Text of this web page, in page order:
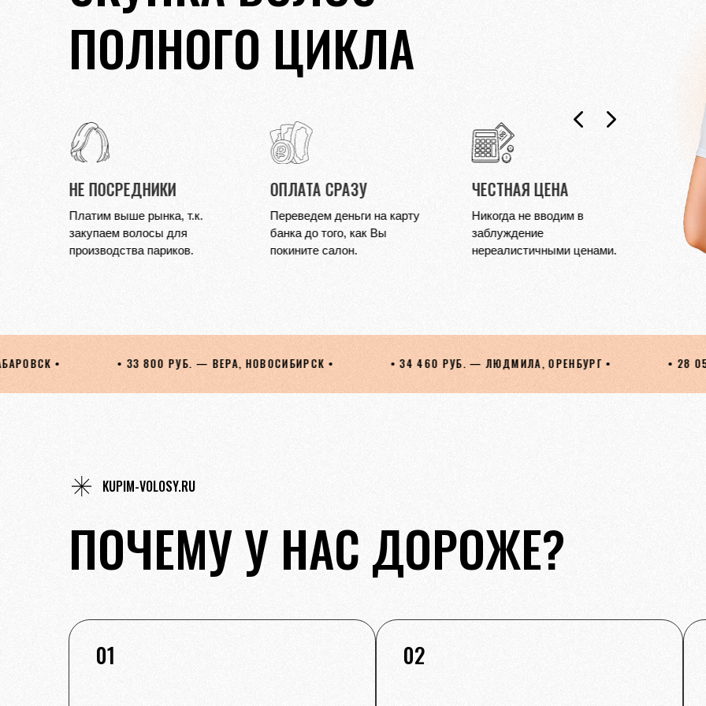
ПОЛНОГО ЦИКЛА
ОПЛАТА СРАЗУ
Переведем деньги на карту
банка до того, как Вы
покините салон.
ЧЕСТНАЯ ЦЕНА
Никогда не вводим в
заблуждение
нереалистичными ценами.
НЕ ВЫЧЕСЫВАЕМ
Оплачиваем 100%
стоимости, не вычитаем
процент за короткие
200
РУБ. — ВЕРА, НОВОСИБИРСК • • 34 460 РУБ. — ЛЮДМИЛА, ОРЕНБУРГ • • 28 050 РУБ. — СВЕТЛАНА,
KUPIM-VOLOSY.RU
ПОЧЕМУ У НАС ДОРОЖЕ?
01 02